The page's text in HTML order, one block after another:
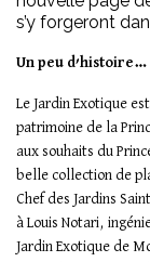
s’y forgeront
Un peu d’histoire…
Le Jardin Exotique
patrimoine de la
aux souhaits du
belle collection de
Chef des Jardins
à Louis Notari,
Jardin Exotique de